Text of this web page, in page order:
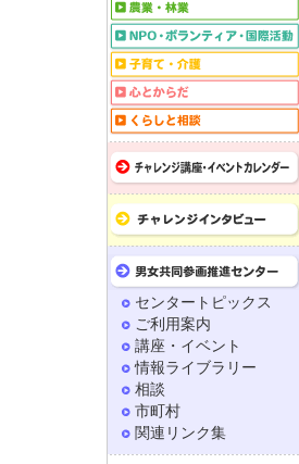
センタートピックス
ご利用案内
講座・イベント
情報ライブラリー
相談
市町村
関連リンク集